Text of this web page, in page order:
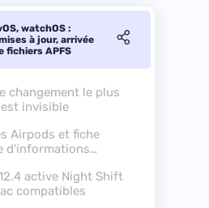
watchOS :
à jour, arrivée
fichiers APFS
changement le plus
invisible
Airpods et fiche
d'informations
active Night Shift
compatibles